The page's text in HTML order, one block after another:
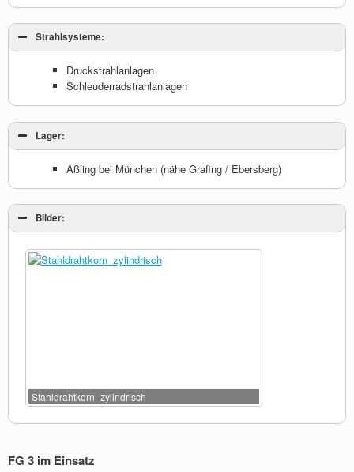
Strahlsysteme:
Druckstrahlanlagen
Schleuderradstrahlanlagen
Lager:
Aßling bei München (nähe Grafing / Ebersberg)
Bilder:
Stahldrahtkorn_zylindrisch
FG 3 im Einsatz